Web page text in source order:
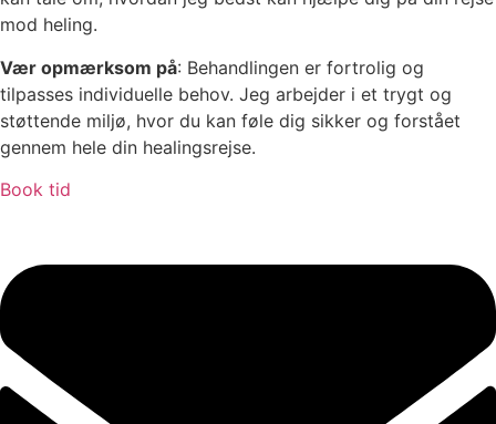
mod heling.
Vær opmærksom på: Behandlingen er fortrolig og
tilpasses individuelle behov. Jeg arbejder i et trygt og
støttende miljø, hvor du kan føle dig sikker og forstået
gennem hele din healingsrejse.
Book tid